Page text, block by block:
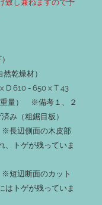
致し兼ねますので予
然乾燥材）
D 610 - 650 x T 43
重量） ※備考１、２
（粗鋸目板）
長辺側面の木皮部
、トゲが残っていま
辺断面のカット
はトゲが残っていま